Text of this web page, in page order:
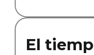
El